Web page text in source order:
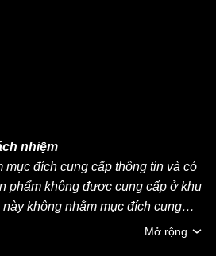
nhiệm
mục đích cung cấp thông tin và có
phẩm không được cung cấp ở khu
không nhằm mục đích cung
hoặc khuyến nghị đầu tư, (ii) lời
Mở rộng